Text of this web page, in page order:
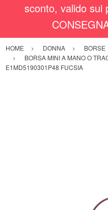
sconto, valido sui
HOME DONNA BORSE
BORSA MINI A MANO O
E1MD5190301P48 FUCSIA